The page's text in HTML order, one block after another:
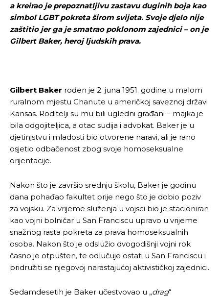
a kreirao je prepoznatljivu zastavu duginih boja kao
simbol LGBT pokreta širom svijeta. Svoje djelo nije
zaštitio jer ga je smatrao poklonom zajednici – on je
Gilbert Baker, heroj ljudskih prava.
Gilbert Baker rođen je 2. juna 1951. godine u malom
ruralnom mjestu Chanute u američkoj saveznoj državi
Kansas. Roditelji su mu bili ugledni građani – majka je
bila odgojiteljica, a otac sudija i advokat. Baker je u
djetinjstvu i mladosti bio otvorene naravi, ali je rano
osjetio odbačenost zbog svoje homoseksualne
orijentacije.
Nakon što je završio srednju školu, Baker je godinu
dana pohađao fakultet prije nego što je dobio poziv
za vojsku. Za vrijeme služenja u vojsci bio je stacioniran
kao vojni bolničar u San Franciscu upravo u vrijeme
snažnog rasta pokreta za prava homoseksualnih
osoba. Nakon što je odslužio dvogodišnji vojni rok
časno je otpušten, te odlučuje ostati u San Franciscu i
pridružiti se njegovoj narastajućoj aktivističkoj zajednici.
Sedamdesetih je Baker učestvovao u „drag“